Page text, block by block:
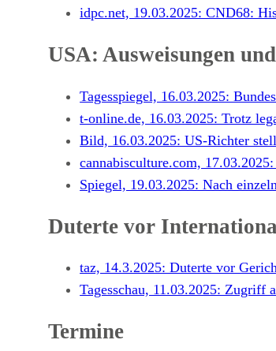
idpc.net, 19.03.2025: CND68:
USA: Ausweisungen
Tagesspiegel, 16.03.2025:
t-online.de, 16.03.2025: Trotz
Bild, 16.03.2025: US-Richter
cannabisculture.com,
Spiegel, 19.03.2025: Nach
Duterte vor
taz, 14.3.2025: Duterte vor
Tagesschau, 11.03.2025: Zugriff
Termine